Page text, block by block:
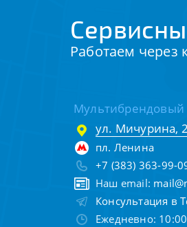
Работаем через
Мультибрендовый
ул. Мичурина, 2
пл. Ленина
+7 (383) 363-99-
Наш email:
Консультация в
Ежедневно: